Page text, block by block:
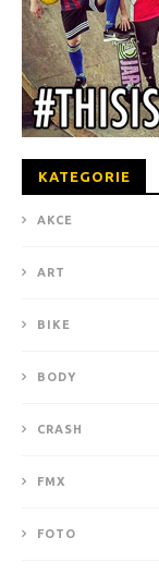
KATEGORIE
AKCE
ART
BIKE
BODY
CRASH
FMX
FOTO